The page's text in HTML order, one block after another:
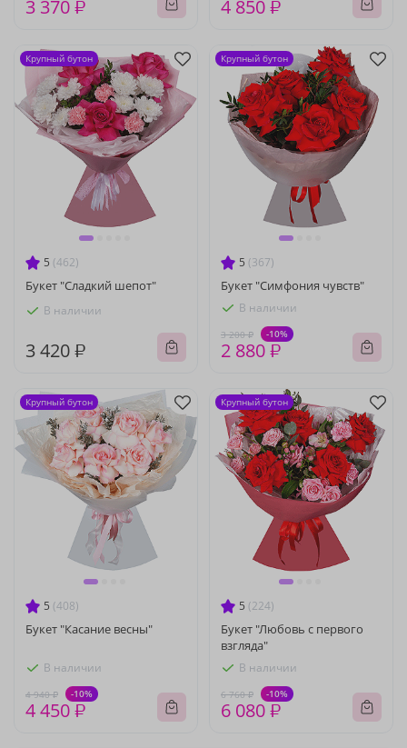
3 370 ₽ 4 850 ₽
5 (462)
Букет "Сладкий шепот"
В наличии
3 420 ₽
Крупный бутон
5 (367)
Букет "Симфония чувств"
В наличии
3 200 ₽ -10%
2 880 ₽
Крупный бутон
5 (408)
Букет "Касание весны"
В наличии
4 940 ₽ -10%
4 450 ₽
Крупный бутон
5 (224)
Букет "Любовь с первого
взгляда"
В наличии
6 760 ₽ -10%
6 080 ₽
Крупный бутон